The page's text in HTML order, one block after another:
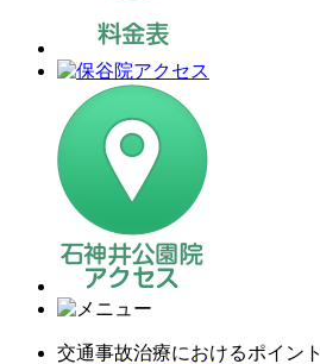
交通事故治療におけるポイント